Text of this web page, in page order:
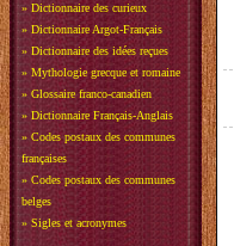
» Dictionnaire des curieux
» Dictionnaire Argot-Français
» Dictionnaire des idées reçues
» Mythologie grecque et romaine
» Glossaire franco-canadien
» Dictionnaire Français-Anglais
» Codes postaux des communes
françaises
» Codes postaux des communes
belges
» Sigles et acronymes